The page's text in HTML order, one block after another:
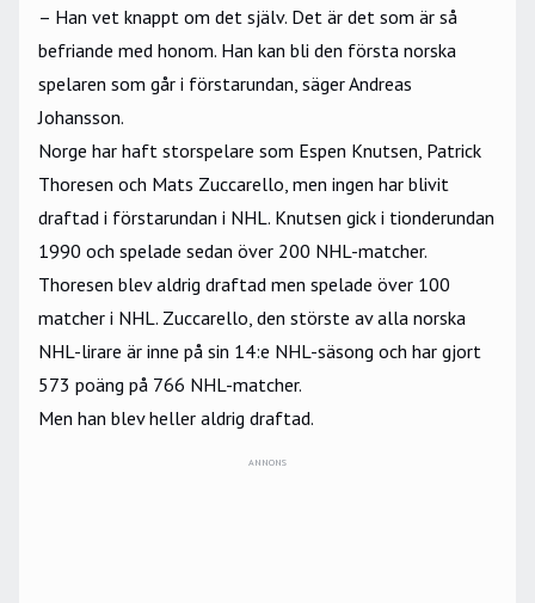
– Han vet knappt om det själv. Det är det som är så
befriande med honom. Han kan bli den första norska
spelaren som går i förstarundan, säger Andreas
Johansson.
Norge har haft storspelare som Espen Knutsen, Patrick
Thoresen och Mats Zuccarello, men ingen har blivit
draftad i förstarundan i NHL. Knutsen gick i tionderundan
1990 och spelade sedan över 200 NHL-matcher.
Thoresen blev aldrig draftad men spelade över 100
matcher i NHL. Zuccarello, den störste av alla norska
NHL-lirare är inne på sin 14:e NHL-säsong och har gjort
573 poäng på 766 NHL-matcher.
Men han blev heller aldrig draftad.
ANNONS